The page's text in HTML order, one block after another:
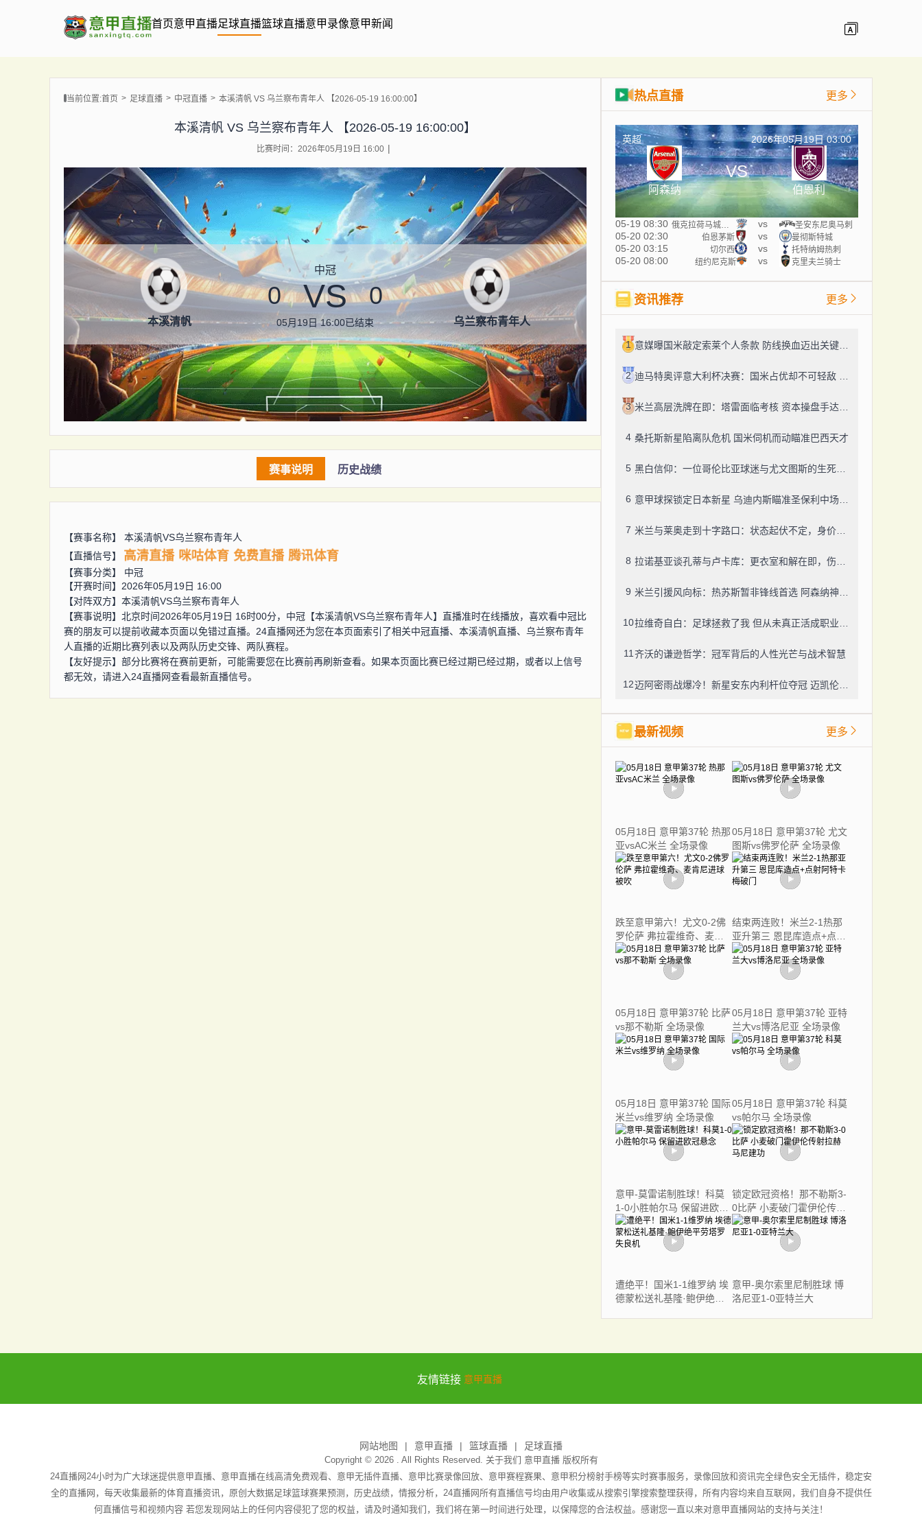
首页意甲直播足球直播篮球直播意甲录像意甲新闻
当前位置:首页 足球直播 中冠直播 本溪清帆 VS 乌兰察布青年人 【2026-05-19 16:00:00】
本溪清帆 VS 乌兰察布青年人 【2026-05-19 16:00:00】
比赛时间：2026年05月19日 16:00
本溪清帆
中冠
0 VS 0
05月19日 16:00已结束 乌兰察布青年人
赛事说明 历史战绩
【赛事名称】 本溪清帆VS乌兰察布青年人
【直播信号】
高清直播 咪咕体育 免费直播 腾讯体育
【赛事分类】 中冠
【开赛时间】2026年05月19日 16:00
【对阵双方】 本溪清帆VS乌兰察布青年人
【赛事说明】北京时间2026年05月19日 16时00分，中冠【本溪清帆VS乌兰察布青年人】直播准时在线播放，喜欢看中冠比
赛的朋友可以提前收藏本页面以免错过直播。24直播网还为您在本页面索引了相关中冠直播、本溪清帆直播、乌兰察布青年
人直播的近期比赛列表以及两队历史交锋、两队赛程。
【友好提示】部分比赛将在赛前更新，可能需要您在比赛前再刷新查看。如果本页面比赛已经过期已经过期，或者以上信号
都无效，请进入24直播网查看最新直播信号。
热点直播 更多
英超 2026年05月19日 03:00
阿森纳
VS
伯恩利
05-19 08:30 vs 圣安东尼奥马刺
05-20 02:30 伯恩茅斯 vs 曼彻斯特城
05-20 03:15 切尔西 vs 托特纳姆热刺
05-20 08:00 纽约尼克斯 vs 克里夫兰骑士
资讯推荐 更多
1
2
3
4 桑托斯新星陷离队危机 国米伺机而动瞄准巴西天才
5
6
7
8
9
10
11 齐沃的谦逊哲学：冠军背后的人性光芒与战术智慧
12
最新视频 更多
05月18日 意甲第37轮 热那
亚vsAC米兰 全场录像
05月18日 意甲第37轮 尤文
图斯vs佛罗伦萨 全场录像
跌至意甲第六！尤文0-2佛
罗伦萨 弗拉霍维奇、麦肯
尼进球被吹
结束两连败！米兰2-1热那
亚升第三 恩昆库造点+点射
阿特卡梅破门
05月18日 意甲第37轮 比萨
vs那不勒斯 全场录像
05月18日 意甲第37轮 亚特
兰大vs博洛尼亚 全场录像
05月18日 意甲第37轮 国际
米兰vs维罗纳 全场录像
05月18日 意甲第37轮 科莫
vs帕尔马 全场录像
意甲-莫雷诺制胜球！科莫
1-0小胜帕尔马 保留进欧冠
悬念
锁定欧冠资格！那不勒斯3-
0比萨 小麦破门霍伊伦传射
拉赫马尼建功
遭绝平！国米1-1维罗纳 埃
德蒙松送礼基隆·鲍伊绝平
意甲-奥尔索里尼制胜球 博
洛尼亚1-0亚特兰大
友情链接 意甲直播
网站地图 意甲直播 篮球直播 足球直播
Copyright © 2026 . All Rights Reserved. 关于我们 意甲直播版权所有
24直播网24小时为广大球迷提供意甲直播、意甲直播在线高清免费观看、意甲无插件直播、意甲比赛录像回放、意甲赛程赛果、意甲积分榜射手榜等实时赛事服务，录像回放和资讯完全绿色安全无插件，稳定安
全的直播网，每天收集最新的体育直播资讯，原创大数据足球篮球赛果预测，历史战绩，情报分析，24直播网所有直播信号均由用户收集或从搜索引擎搜索整理获得，所有内容均来自互联网，我们自身不提供任
何直播信号和视频内容 若您发现网站上的任何内容侵犯了您的权益，请及时通知我们，我们将在第一时间进行处理，以保障您的合法权益。感谢您一直以来对意甲直播网站的支持与关注！